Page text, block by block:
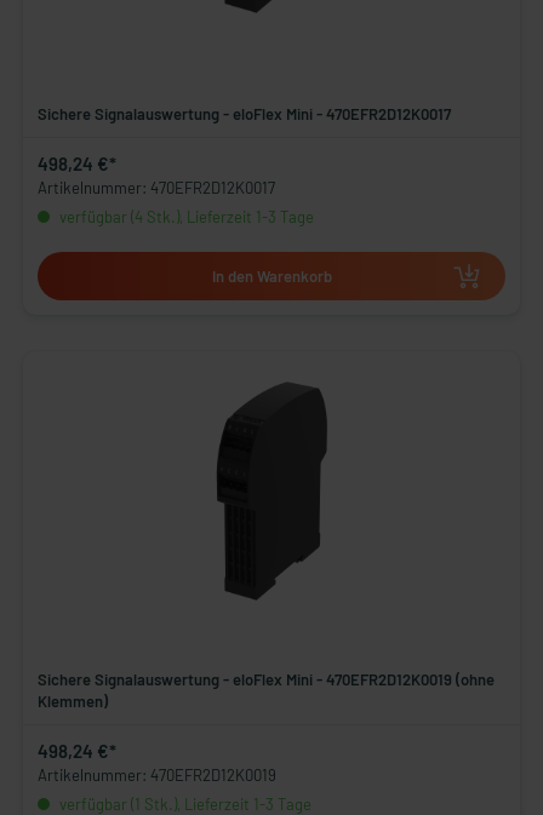
Sichere Signalauswertung - eloFlex Mini - 470EFR2D12K0017
498,24 €*
Artikelnummer: 470EFR2D12K0017
verfügbar (4 Stk.), Lieferzeit 1-3 Tage
In den Warenkorb
Sichere Signalauswertung - eloFlex Mini - 470EFR2D12K0019 (ohne
Klemmen)
498,24 €*
Artikelnummer: 470EFR2D12K0019
verfügbar (1 Stk.), Lieferzeit 1-3 Tage